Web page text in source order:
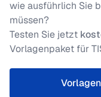
wie ausführlich Sie
müssen?
Testen Sie jetzt
Vorlagenpaket für